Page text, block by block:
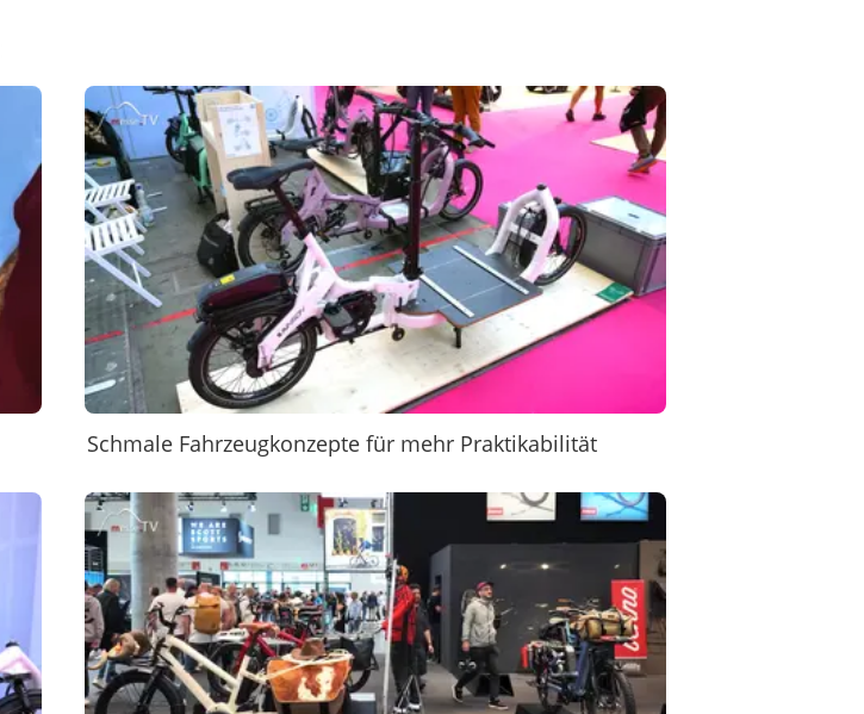
Schmale Fahrzeugkonzepte für mehr Praktikabilität